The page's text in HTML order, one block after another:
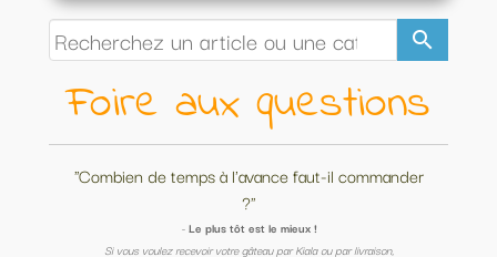
search
Foire aux questions
"Combien de temps à l'avance faut-il commander
?"
-Le plus tôt est le mieux !
Si vous voulez recevoir votre gâteau par Kiala ou par livraison,